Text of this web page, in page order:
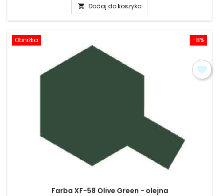
 Dodaj do koszyka
-8%
Obniżka
Farba XF-58 Olive Green - olejna